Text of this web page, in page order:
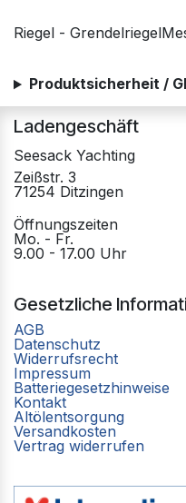
Riegel -
Produktsicherheit /
Ladengeschäft
Seesack Yachting
Zeißstr. 3
71254 Ditzingen
Öffnungszeiten
Mo. - Fr.
9.00 - 17.00 Uhr
Gesetzliche
AGB
Datenschutz
Widerrufsrecht
Impressum
Batteriegesetzhinweise
Kontakt
Altölentsorgung
Versandkosten
Vertrag widerrufen